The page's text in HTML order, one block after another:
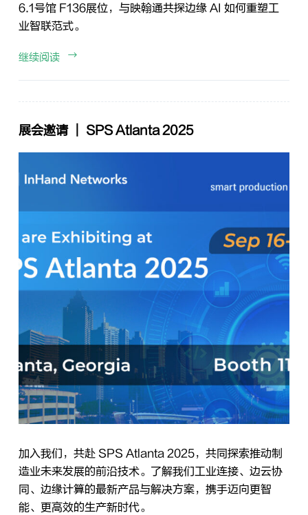
6.1号馆 F136展位，与映翰通共探边缘 AI 如何重塑工
业智联范式。
继续阅读
展会邀请 ｜ SPS Atlanta 2025
加入我们，共赴 SPS Atlanta 2025，共同探索推动制
造业未来发展的前沿技术。了解我们工业连接、边云协
同、边缘计算的最新产品与解决方案，携手迈向更智
能、更高效的生产新时代。